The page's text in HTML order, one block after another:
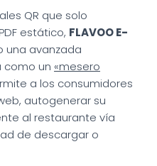
QR que solo
estático, FLAVOO E-
una avanzada
como un «mesero
a los consumidores
autogenerar su
al restaurante vía
de descargar o